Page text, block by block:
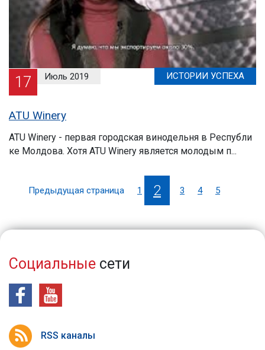
17 Июль 2019 ИСТОРИИ УСПЕХА
ATU Winery
ATU Winery - первая городская винодельня в Республи
ке Молдова. Хотя ATU Winery является молодым п...
Предыдущая страница 1 2 3 4 5
Социальные сети
RSS каналы